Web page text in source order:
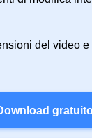
del video e